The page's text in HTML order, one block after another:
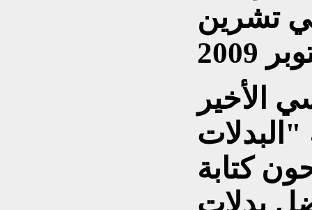
تشرين
الأخير
كتابة
بدلات